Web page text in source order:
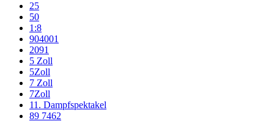
25
50
1:8
904001
2091
5 Zoll
5Zoll
7 Zoll
7Zoll
11. Dampfspektakel
89 7462